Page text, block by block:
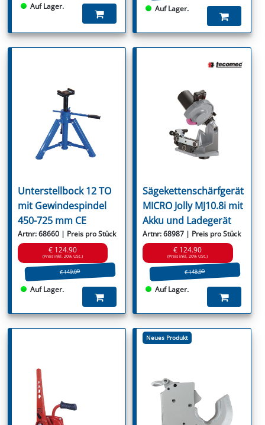
Auf Lager. Auf Lager.
Unterstellbock 12 TO
mit Gewindespindel
450-725 mm CE
Artnr: 68660 | Preis pro Stück
€ 124.90
(Preis inkl. 20% USt.)
€ 149.00
Auf Lager.
Sägekettenschärfgerät
MICRO Jolly MJ10.8i mit
Akku und Ladegerät
Artnr: 68987 | Preis pro Stück
€ 124.90
(Preis inkl. 20% USt.)
€ 148.90
Auf Lager.
Neues Produkt